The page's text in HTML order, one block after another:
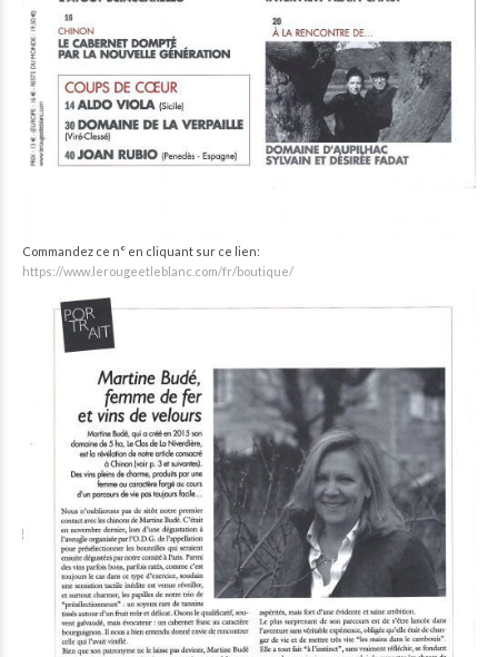
Commandez ce n° en cliquant sur ce lien:
https://www.lerougeetleblanc.com/fr/boutique/